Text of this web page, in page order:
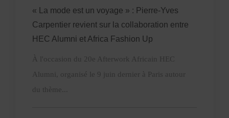
« La mode est un voyage » : Pierre-Yves
Carpentier revient sur la collaboration entre
HEC Alumni et Africa Fashion Up
À l'occasion du 20e Afterwork Africain HEC
Alumni, organisé le 9 juin dernier à Paris autour
du thème...